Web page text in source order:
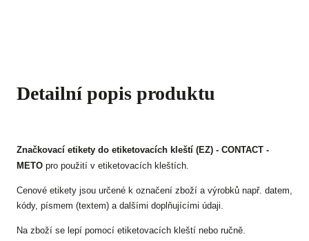
Detailní popis produktu
Značkovací etikety do etiketovacích kleští (EZ) - CONTACT -
METO pro použití v etiketovacích kleštích.
Cenové etikety jsou určené k označení zboží a výrobků např. datem,
kódy, písmem (textem) a dalšími doplňujícími údaji.
Na zboží se lepí pomocí etiketovacích kleští nebo ručně.